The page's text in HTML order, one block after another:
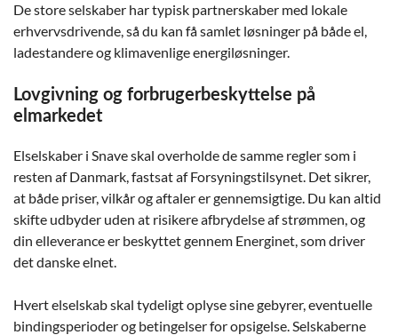
De store selskaber har typisk partnerskaber med lokale
erhvervsdrivende, så du kan få samlet løsninger på både el,
ladestandere og klimavenlige energiløsninger.
Lovgivning og forbrugerbeskyttelse på
elmarkedet
Elselskaber i Snave skal overholde de samme regler som i
resten af Danmark, fastsat af Forsyningstilsynet. Det sikrer,
at både priser, vilkår og aftaler er gennemsigtige. Du kan altid
skifte udbyder uden at risikere afbrydelse af strømmen, og
din elleverance er beskyttet gennem Energinet, som driver
det danske elnet.
Hvert elselskab skal tydeligt oplyse sine gebyrer, eventuelle
bindingsperioder og betingelser for opsigelse. Selskaberne